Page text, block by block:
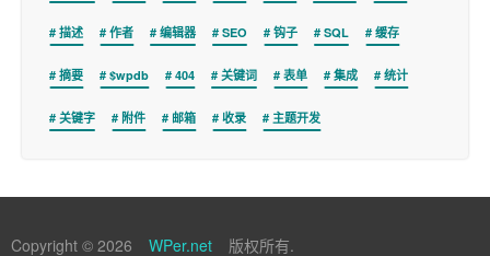
描述 作者 编辑器 SEO 钩子 SQL 缓存
摘要 $wpdb 404 关键词 表单 集成 统计
关键字 附件 邮箱 收录 主题开发
Copyright © 2026 WPer.net 版权所有.